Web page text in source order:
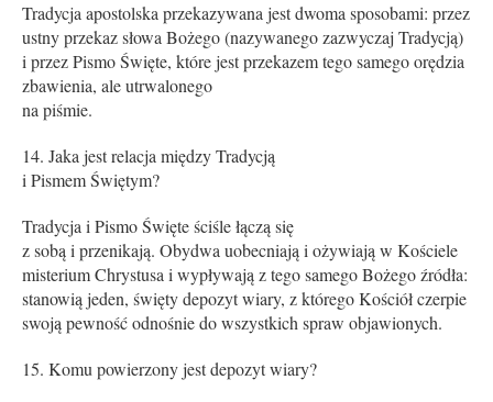
Tradycja apostolska przekazywana jest dwoma sposobami: przez
ustny przekaz słowa Bożego (nazywanego zazwyczaj Tradycją)
i przez Pismo Święte, które jest przekazem tego samego orędzia
zbawienia, ale utrwalonego
na piśmie.
Jaka jest relacja między Tradycją
i Pismem Świętym?
Tradycja i Pismo Święte ściśle łączą się
z sobą i przenikają. Obydwa uobecniają i ożywiają w Kościele
misterium Chrystusa i wypływają z tego samego Bożego źródła:
stanowią jeden, święty depozyt wiary, z którego Kościół czerpie
swoją pewność odnośnie do wszystkich spraw objawionych.
Komu powierzony jest depozyt wiary?